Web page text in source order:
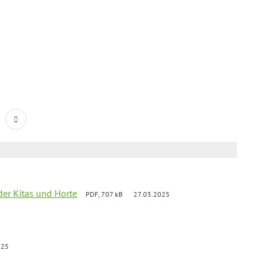
Kitas und Horte PDF, 707 kB 27.03.2025